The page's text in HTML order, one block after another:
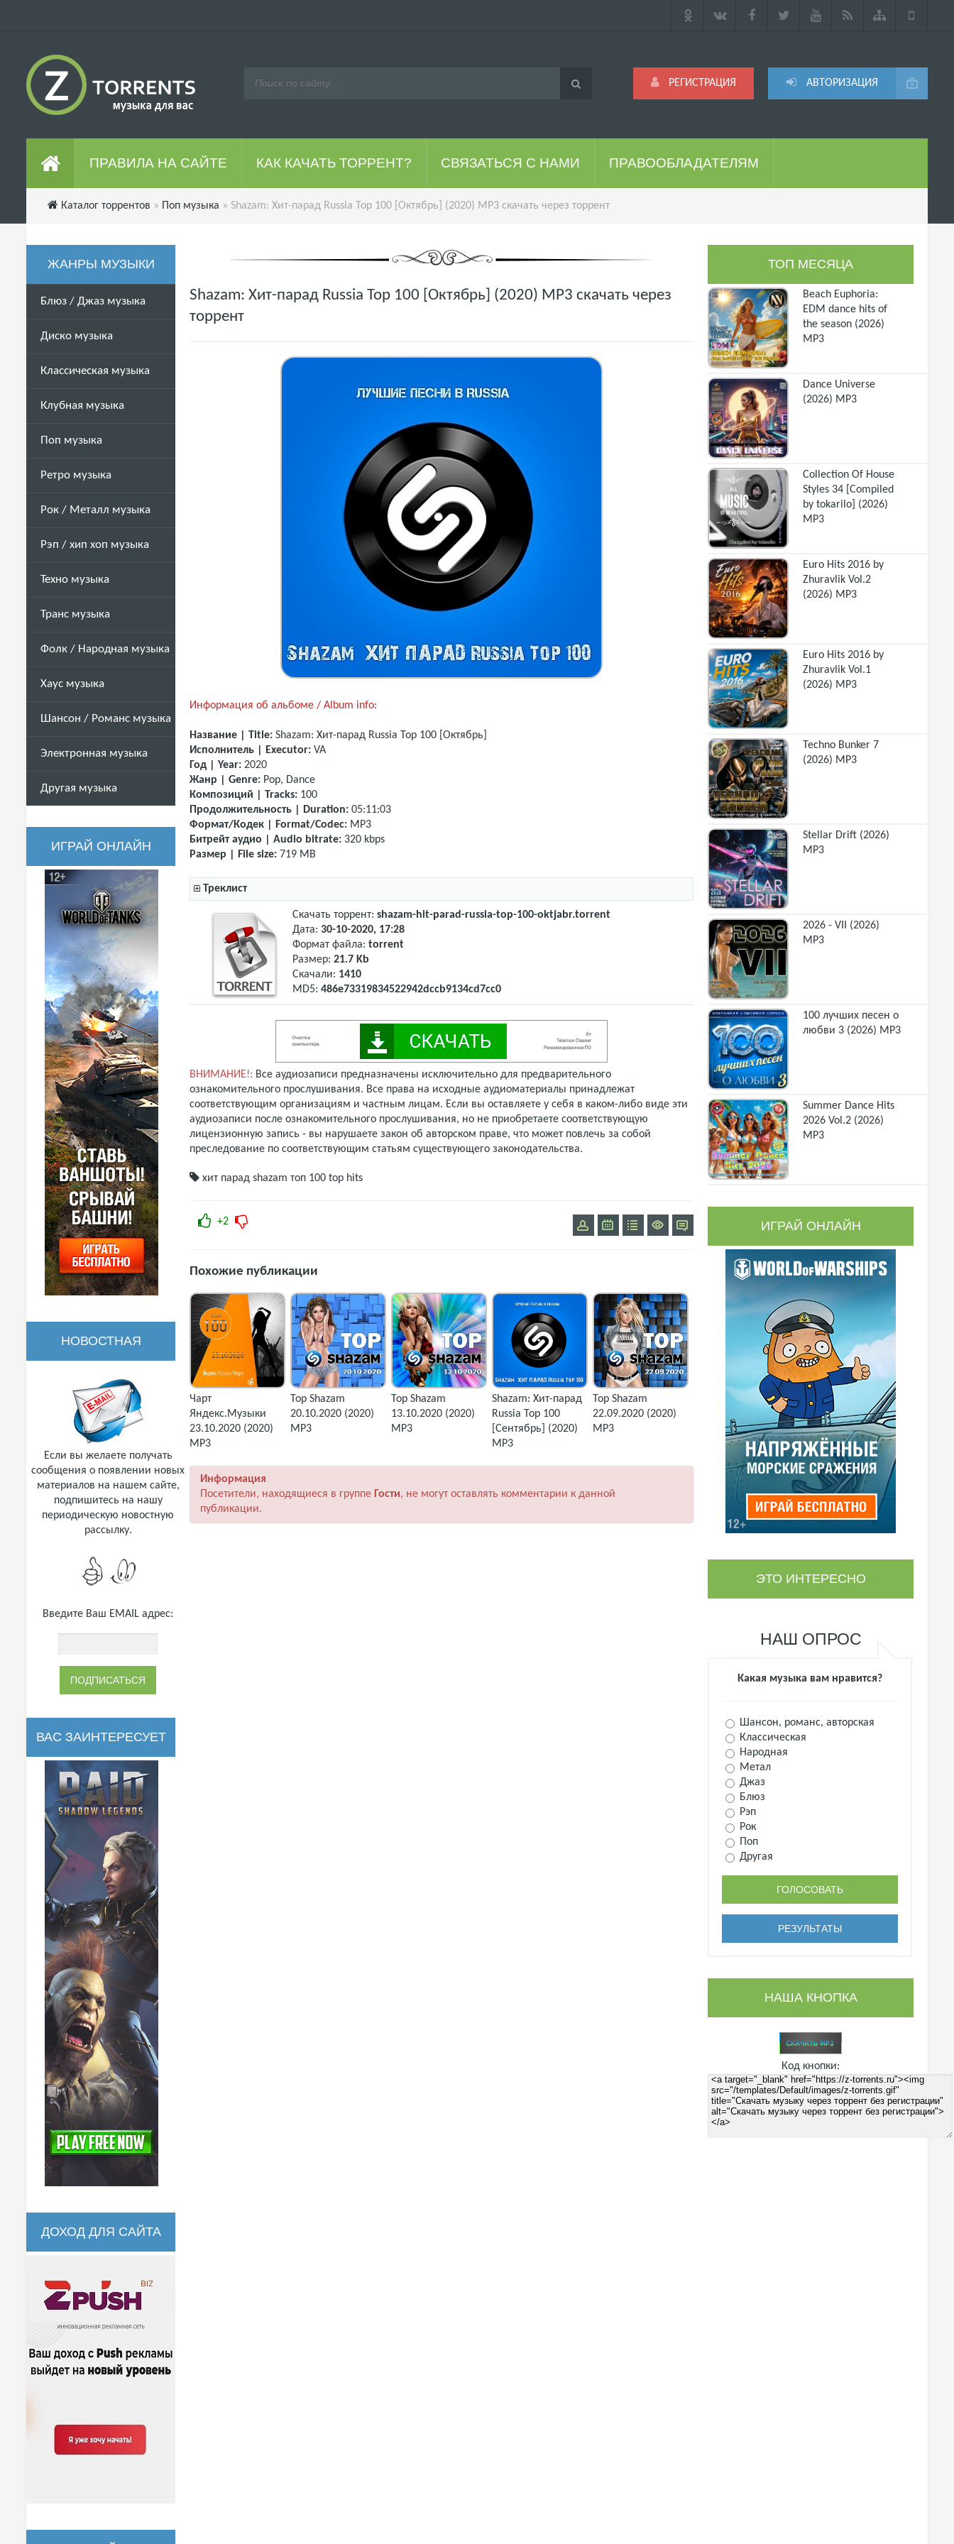
АВТОРИЗАЦИЯ
РЕГИСТРАЦИЯ
ПРАВИЛА НА САЙТЕ КАК КАЧАТЬ ТОРРЕНТ? СВЯЗАТЬСЯ С НАМИ ПРАВООБЛАДАТЕЛЯМ
Каталог торрентов » Поп музыка » Shazam: Хит-парад Russia Top 100 [Октябрь] (2020) MP3 скачать через торрент
ЖАНРЫ МУЗЫКИ
Блюз / Джаз музыка
Диско музыка
Классическая музыка
Клубная музыка
Поп музыка
Ретро музыка
Рок / Металл музыка
Рэп / хип хоп музыка
Техно музыка
Транс музыка
Фолк / Народная музыка
Хаус музыка
Шансон / Романс музыка
Электронная музыка
Другая музыка
ИГРАЙ ОНЛАЙН
НОВОСТНАЯ
РАССЫЛКА
Если вы желаете получать
сообщения о появлении новых
материалов на нашем сайте,
подпишитесь на нашу
периодическую новостную
рассылку.
Введите Ваш EMAIL адрес:
ВАС ЗАИНТЕРЕСУЕТ
ДОХОД ДЛЯ САЙТА
Shazam: Хит-парад Russia Top 100 [Октябрь] (2020) MP3 скачать через
торрент
Информация об альбоме / Album info:
Название | Title: Shazam: Хит-парад Russia Top 100 [Октябрь]
Исполнитель | Executor: VA
Год | Year: 2020
Жанр | Genre: Pop, Dance
Композиций | Tracks: 100
Продолжительность | Duration: 05:11:03
Формат/Кодек | Format/Codec: MP3
Битрейт аудио | Audio bitrate: 320 kbps
Размер | File size: 719 MB
Треклист
Скачать торрент: shazam-hit-parad-russia-top-100-oktjabr.torrent
Дата: 30-10-2020, 17:28
Формат файла: torrent
Размер: 21.7 Kb
Скачали: 1410
MD5: 486e73319834522942dccb9134cd7cc0
ВНИМАНИЕ!: Все аудиозаписи предназначены исключительно для предварительного
ознакомительного прослушивания. Все права на исходные аудиоматериалы принадлежат
соответствующим организациям и частным лицам. Если вы оставляете у себя в каком-либо виде эти
аудиозаписи после ознакомительного прослушивания, но не приобретаете соответствующую
лицензионную запись - вы нарушаете закон об авторском праве, что может повлечь за собой
преследование по соответствующим статьям существующего законодательства.
хит парад shazam топ 100 top hits
+2
Похожие публикации
Чарт
Яндекс.Музыки
23.10.2020 (2020)
MP3
Top Shazam
20.10.2020 (2020)
MP3
Top Shazam
13.10.2020 (2020)
MP3
Shazam: Хит-парад
Russia Top 100
[Сентябрь] (2020)
MP3
Top Shazam
22.09.2020 (2020)
MP3
Информация
Посетители, находящиеся в группе Гости, не могут оставлять комментарии к данной
публикации.
ТОП МЕСЯЦА
Beach Euphoria:
EDM dance hits of
the season (2026)
MP3
Dance Universe
(2026) MP3
Collection Of House
Styles 34 [Compiled
by tokarilo] (2026)
MP3
Euro Hits 2016 by
Zhuravlik Vol.2
(2026) MP3
Euro Hits 2016 by
Zhuravlik Vol.1
(2026) MP3
Techno Bunker 7
(2026) MP3
Stellar Drift (2026)
MP3
2026 - VII (2026)
MP3
100 лучших песен о
любви 3 (2026) MP3
Summer Dance Hits
2026 Vol.2 (2026)
MP3
ИГРАЙ ОНЛАЙН
ЭТО ИНТЕРЕСНО
НАШ ОПРОС
Какая музыка вам нравится?
Шансон, романс, авторская
Классическая
Народная
Метал
Джаз
Блюз
Рэп
Рок
Поп
Другая
НАША КНОПКА
Код кнопки: